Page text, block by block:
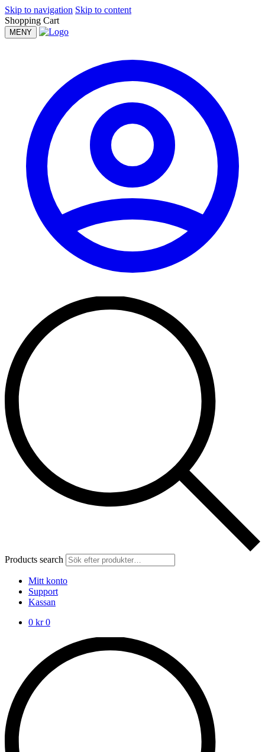
Skip to navigation Skip to content
Shopping Cart
MENY
Products search
Mitt konto
Support
Kassan
0 kr 0